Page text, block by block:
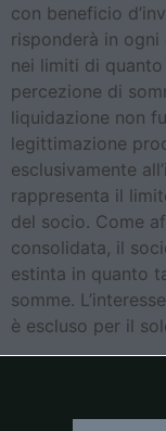
con beneficio
risponderà in
nei limiti di
percezione di
liquidazione non
legittimazione
esclusivamente
rappresenta il
del socio. Come
consolidata, il
estinta in quanto
somme.
è escluso per il